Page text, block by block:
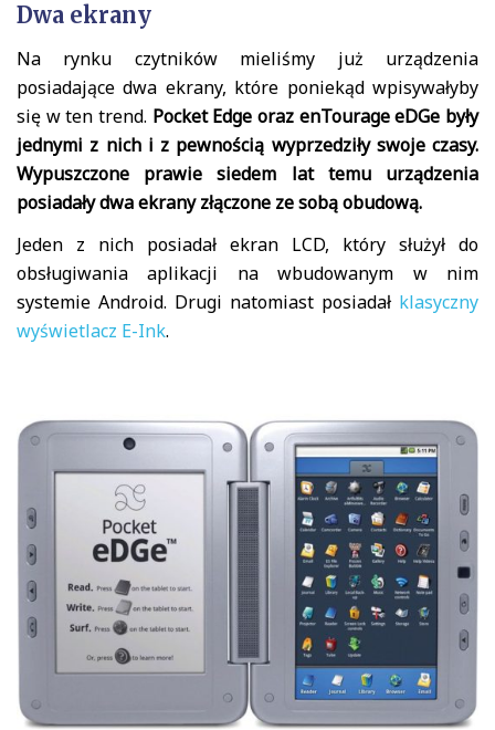
Dwa ekrany
Na rynku czytników mieliśmy już urządzenia
posiadające dwa ekrany, które poniekąd wpisywałyby
się w ten trend. Pocket Edge oraz enTourage eDGe były
jednymi z nich i z pewnością wyprzedziły swoje czasy.
Wypuszczone prawie siedem lat temu urządzenia
posiadały dwa ekrany złączone ze sobą obudową.
Jeden z nich posiadał ekran LCD, który służył do
obsługiwania aplikacji na wbudowanym w nim
systemie Android. Drugi natomiast posiadał klasyczny
wyświetlacz E-Ink.